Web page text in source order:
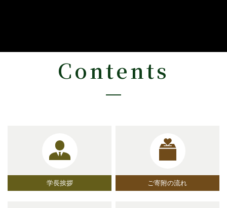
Contents
学長挨拶 ご寄附の流れ